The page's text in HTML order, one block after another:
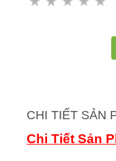
CHI TIẾT SẢN
Chi Tiết Sản